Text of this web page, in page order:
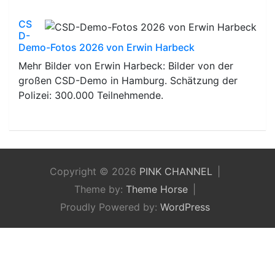
CS
D-
Demo-Fotos 2026 von Erwin Harbeck
Mehr Bilder von Erwin Harbeck: Bilder von der
großen CSD-Demo in Hamburg. Schätzung der
Polizei: 300.000 Teilnehmende.
Copyright © 2026 PINK CHANNEL
Theme by: Theme Horse
Proudly Powered by: WordPress